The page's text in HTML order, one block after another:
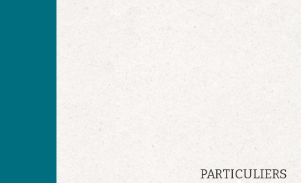
PARTICULIERS